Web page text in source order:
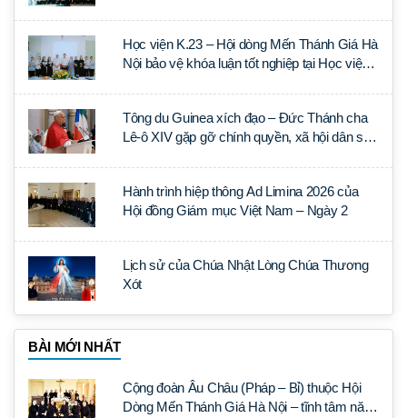
Học viện K.23 – Hội dòng Mến Thánh Giá Hà
Nội bảo vệ khóa luận tốt nghiệp tại Học viện
Tông du Guinea xích đạo – Đức Thánh cha
Lê-ô XIV gặp gỡ chính quyền, xã hội dân sự
Hành trình hiệp thông Ad Limina 2026 của
Hội đồng Giám mục Việt Nam – Ngày 2
Lịch sử của Chúa Nhật Lòng Chúa Thương
Xót
BÀI MỚI NHẤT
Cộng đoàn Âu Châu (Pháp – Bỉ) thuộc Hội
Dòng Mến Thánh Giá Hà Nội – tĩnh tâm năm